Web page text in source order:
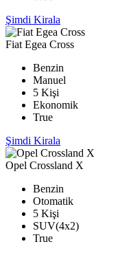
Şimdi Kirala
Fiat Egea Cross
Benzin
Manuel
5 Kişi
Ekonomik
True
Şimdi Kirala
Opel Crossland X
Benzin
Otomatik
5 Kişi
SUV(4x2)
True